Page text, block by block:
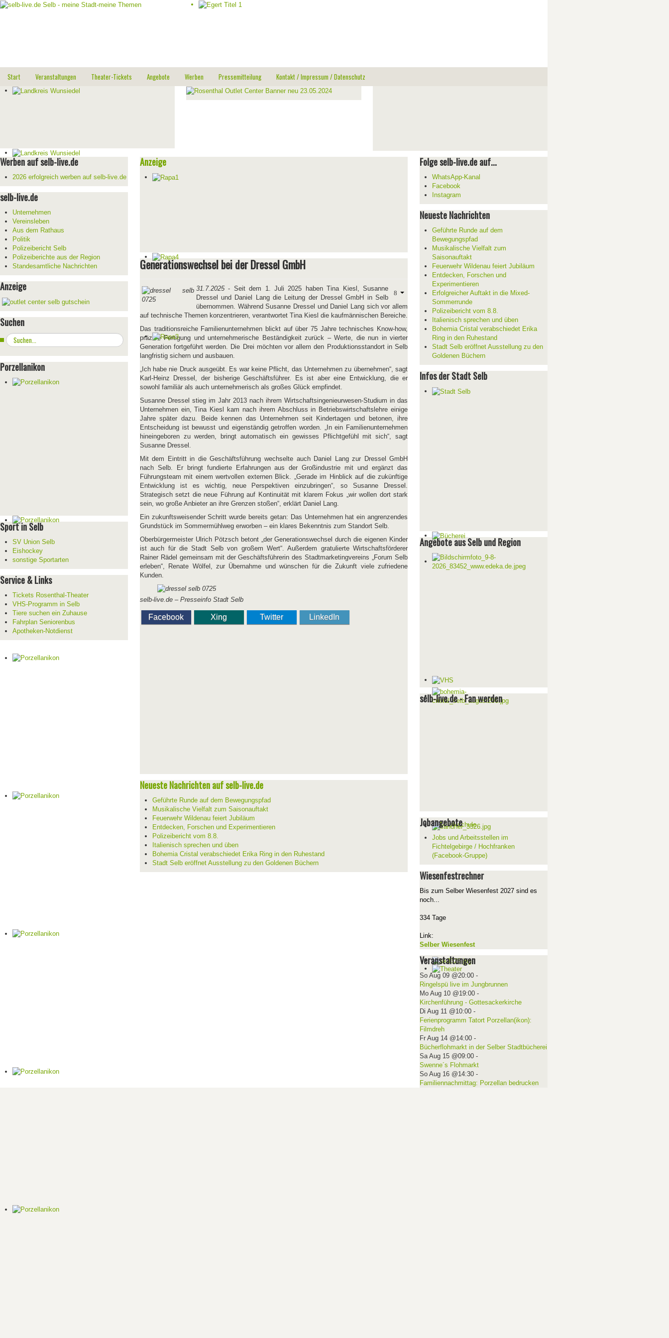
Start Veranstaltungen Theater-Tickets Angebote Werben Pressemitteilung Kontakt / Impressum / Datenschutz
Werben auf selb-live.de
2026 erfolgreich werben auf selb-live.de
selb-live.de
Unternehmen
Vereinsleben
Aus dem Rathaus
Politik
Polizeibericht Selb
Polizeiberichte aus der Region
Standesamtliche Nachrichten
Anzeige
Suchen
Suchen
...
Porzellanikon
Sport in Selb
SV Union Selb
Eishockey
sonstige Sportarten
Service & Links
Tickets Rosenthal-Theater
VHS-Programm in Selb
Tiere suchen ein Zuhause
Fahrplan Seniorenbus
Apotheken-Notdienst
Anzeige
Generationswechsel bei der Dressel GmbH
31.7.2025- Seit dem 1. Juli 2025 haben Tina Kiesl, Susanne
Dressel und Daniel Lang die Leitung der Dressel GmbH in Selb
übernommen. Während Susanne Dressel und Daniel Lang sich vor allem
auf technische Themen konzentrieren, verantwortet Tina Kiesl die kaufmännischen Bereiche.
Das traditionsreiche Familienunternehmen blickt auf über 75 Jahre technisches Know-how,
präzise Fertigung und unternehmerische Beständigkeit zurück – Werte, die nun in vierter
Generation fortgeführt werden. Die Drei möchten vor allem den Produktionsstandort in Selb
langfristig sichern und ausbauen.
„Ich habe nie Druck ausgeübt. Es war keine Pflicht, das Unternehmen zu übernehmen“, sagt
Karl-Heinz Dressel, der bisherige Geschäftsführer. Es ist aber eine Entwicklung, die er
sowohl familiär als auch unternehmerisch als großes Glück empfindet.
Susanne Dressel stieg im Jahr 2013 nach ihrem Wirtschaftsingenieurwesen-Studium in das
Unternehmen ein, Tina Kiesl kam nach ihrem Abschluss in Betriebswirtschaftslehre einige
Jahre später dazu. Beide kennen das Unternehmen seit Kindertagen und betonen, ihre
Entscheidung ist bewusst und eigenständig getroffen worden. „In ein Familienunternehmen
hineingeboren zu werden, bringt automatisch ein gewisses Pflichtgefühl mit sich“, sagt
Susanne Dressel.
Mit dem Eintritt in die Geschäftsführung wechselte auch Daniel Lang zur Dressel GmbH
nach Selb. Er bringt fundierte Erfahrungen aus der Großindustrie mit und ergänzt das
Führungsteam mit einem wertvollen externen Blick. „Gerade im Hinblick auf die zukünftige
Entwicklung ist es wichtig, neue Perspektiven einzubringen“, so Susanne Dressel.
Strategisch setzt die neue Führung auf Kontinuität mit klarem Fokus „wir wollen dort stark
sein, wo große Anbieter an ihre Grenzen stoßen“, erklärt Daniel Lang.
Ein zukunftsweisender Schritt wurde bereits getan: Das Unternehmen hat ein angrenzendes
Grundstück im Sommermühlweg erworben – ein klares Bekenntnis zum Standort Selb.
Oberbürgermeister Ulrich Pötzsch betont „der Generationswechsel durch die eigenen Kinder
ist auch für die Stadt Selb von großem Wert“. Außerdem gratulierte Wirtschaftsförderer
Rainer Rädel gemeinsam mit der Geschäftsführerin des Stadtmarketingvereins „Forum Selb
erleben“, Renate Wölfel, zur Übernahme und wünschen für die Zukunft viele zufriedene
Kunden.
selb-live.de – Presseinfo Stadt Selb
Facebook Xing Twitter LinkedIn
Neueste Nachrichten auf selb-live.de
Geführte Runde auf dem Bewegungspfad
Musikalische Vielfalt zum Saisonauftakt
Feuerwehr Wildenau feiert Jubiläum
Entdecken, Forschen und Experimentieren
Polizeibericht vom 8.8.
Italienisch sprechen und üben
Bohemia Cristal verabschiedet Erika Ring in den Ruhestand
Stadt Selb eröffnet Ausstellung zu den Goldenen Büchern
Folge selb-live.de auf...
WhatsApp-Kanal
Facebook
Instagram
Neueste Nachrichten
Geführte Runde auf dem
Bewegungspfad
Musikalische Vielfalt zum
Saisonauftakt
Feuerwehr Wildenau feiert Jubiläum
Entdecken, Forschen und
Experimentieren
Erfolgreicher Auftakt in die Mixed-
Sommerrunde
Polizeibericht vom 8.8.
Italienisch sprechen und üben
Bohemia Cristal verabschiedet Erika
Ring in den Ruhestand
Stadt Selb eröffnet Ausstellung zu den
Goldenen Büchern
Infos der Stadt Selb
Angebote aus Selb und Region
selb-live.de - Fan werden
Jobangebote
Jobs und Arbeitsstellen im
Fichtelgebirge / Hochfranken
(Facebook-Gruppe)
Wiesenfestrechner
Bis zum Selber Wiesenfest 2027 sind es
noch...
334 Tage
Link:
Selber Wiesenfest
Veranstaltungen
So Aug 09 @20:00-
Ringelspü live im Jungbrunnen
Mo Aug 10 @19:00-
Kirchenführung - Gottesackerkirche
Di Aug 11 @10:00-
Ferienprogramm Tatort Porzellan(ikon):
Filmdreh
Fr Aug 14 @14:00-
Bücherflohmarkt in der Selber Stadtbücherei
Sa Aug 15 @09:00-
Swenne´s Flohmarkt
So Aug 16 @14:30-
Familiennachmittag: Porzellan bedrucken